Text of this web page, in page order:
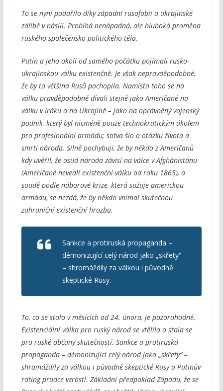
To se nyní podařilo díky západní rusofobii a ukrajinské
zálibě v násilí. Probíhá nenápadná, ale hluboká proměna
ruského společensko-politického těla.
Putin a jeho okolí od samého počátku pojímali rusko-
ukrajinskou válku existenčně. Je však nepravděpodobné,
že by to většina Rusů pochopila. Namísto toho se na
válku pravděpodobně dívali stejně jako Američané na
válku v Iráku a na Ukrajině – jako na oprávněný vojenský
podnik, který byl nicméně pouze technokratickým úkolem
pro profesionální armádu; sotva šlo o otázku života a
smrti národa. Silně pochybuji, že by někdo z Američanů
kdy uvěřil, že osud národa závisí na válce v Afghánistánu
(Američané nevedli existenční válku od roku 1865), a
soudě podle náborové krize, která sužuje americkou
armádu, se nezdá, že by někdo vnímal skutečnou
zahraniční existenční hrozbu.
Sankce a protiruská propaganda –
démonizující celý národ jako „skřety“
– shromáždily za válkou i původně
skeptické Rusy.
To, co se stalo v měsících od 24. února, je pozoruhodné.
Existenciální válka pro ruský národ se vtělila a stala se
pro ruské občany skutečností. Sankce a protiruská
propaganda – démonizující celý národ jako „skřety“ –
shromáždily za válkou i původně skeptické Rusy a Putinův
rating prudce vzrostl. Základní předpoklad Západu, že se